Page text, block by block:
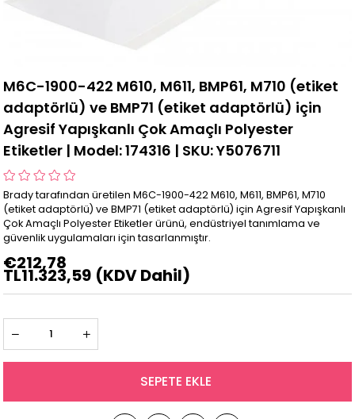
M6C-1900-422 M610, M611, BMP61, M710 (etiket
adaptörlü) ve BMP71 (etiket adaptörlü) için
Agresif Yapışkanlı Çok Amaçlı Polyester
Etiketler | Model: 174316 | SKU: Y5076711
Brady tarafından üretilen M6C-1900-422 M610, M611, BMP61, M710
(etiket adaptörlü) ve BMP71 (etiket adaptörlü) için Agresif Yapışkanlı
Çok Amaçlı Polyester Etiketler ürünü, endüstriyel tanımlama ve
güvenlik uygulamaları için tasarlanmıştır.
€212,78
TL11.323,59 (KDV Dahil)